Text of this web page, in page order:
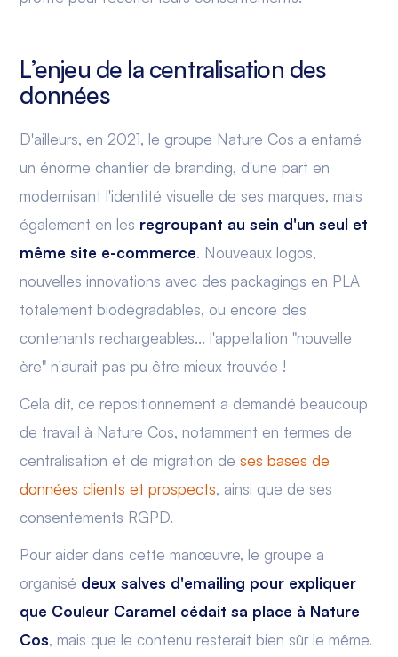
L’enjeu de la centralisation des
données
D'ailleurs, en 2021, le groupe Nature Cos a entamé
un énorme chantier de branding, d'une part en
modernisant l'identité visuelle de ses marques, mais
également en les regroupant au sein d'un seul et
même site e-commerce. Nouveaux logos,
nouvelles innovations avec des packagings en PLA
totalement biodégradables, ou encore des
contenants rechargeables... l'appellation "nouvelle
ère" n'aurait pas pu être mieux trouvée !
Cela dit, ce repositionnement a demandé beaucoup
de travail à Nature Cos, notamment en termes de
centralisation et de migration deses bases de
données clients et prospects, ainsi que de ses
consentements RGPD.
Pour aider dans cette manœuvre, le groupe a
organisé deux salves d'emailing pour expliquer
que Couleur Caramel cédait sa place à Nature
Cos, mais que le contenu resterait bien sûr le même.